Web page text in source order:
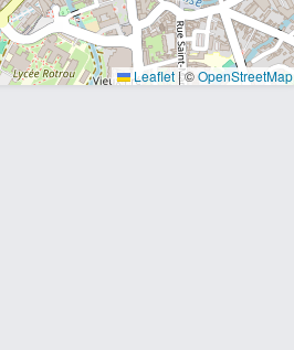
Leaflet |©OpenStreetMap